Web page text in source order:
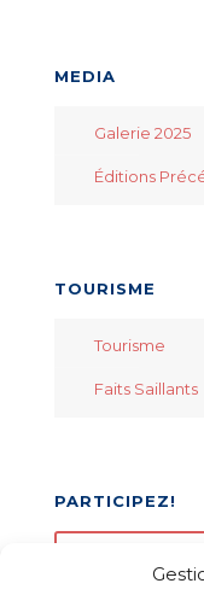
MEDIA
Galerie 2025
Éditions
TOURISME
Tourisme
Faits Saillants
PARTICIPEZ!